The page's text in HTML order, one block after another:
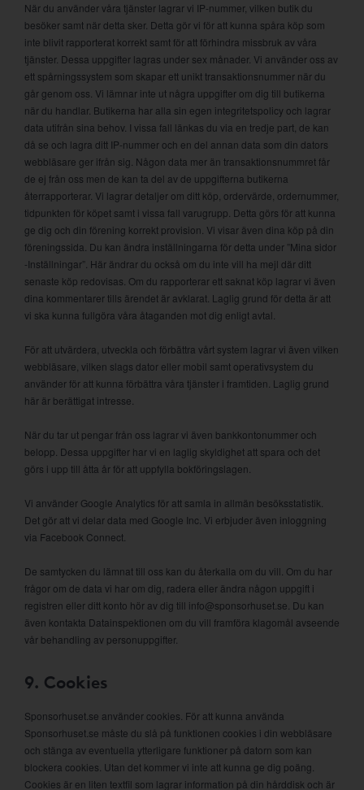
När du använder våra tjänster lagrar vi IP-nummer, vilken butik du
besöker samt när detta sker. Detta gör vi för att kunna spåra köp som
inte blivit rapporterat korrekt samt för att förhindra missbruk av våra
tjänster. Dessa uppgifter lagras under sex månader. Vi använder oss av
ett spårningssystem som skapar ett unikt transaktionsnummer när du
går genom oss. Vi lämnar inte ut några uppgifter om dig till butikerna
när du handlar. Butikerna har alla sin egen integritetspolicy och lagrar
data utifrån sina behov. I vissa fall länkas du via en tredje part, de kan
då se och lagra ditt IP-nummer och en del annan data som din dators
webbläsare ger ifrån sig. Någon data mer än transaktionsnummret får
de ej från oss men de kan ta del av de uppgifterna butikerna
återrapporterar. Vi lagrar detaljer om ditt köp, ordervärde, ordernummer,
tidpunkten för köpet samt i vissa fall varugrupp. Detta görs för att kunna
ge dig och din förening korrekt provision. Vi visar även dina köp på din
föreningssida. Du kan ändra inställningarna för detta under ”Mina sidor
-Inställningar”. Här ändrar du också om du inte vill ha mejl där ditt
senaste köp redovisas. Om du rapporterar ett saknat köp lagrar vi även
dina kommentarer tills ärendet är avklarat. Laglig grund för detta är att
vi ska kunna fullgöra våra åtaganden mot dig enligt avtal.
För att utvärdera, utveckla och förbättra vårt system lagrar vi även vilken
webbläsare, vilken slags dator eller mobil samt operativsystem du
använder för att kunna förbättra våra tjänster i framtiden. Laglig grund
här är berättigat intresse.
När du tar ut pengar från oss lagrar vi även bankkontonummer och
belopp. Dessa uppgifter har vi en laglig skyldighet att spara och det
görs i upp till åtta år för att uppfylla bokföringslagen.
Vi använder Google Analytics för att samla in allmän besöksstatistik.
Det gör att vi delar data med Google Inc. Vi erbjuder även inloggning
via Facebook Connect.
De samtycken du lämnat till oss kan du återkalla om du vill. Om du har
frågor om de data vi har om dig, radera eller ändra någon uppgift i
registren eller ditt konto hör av dig till info@sponsorhuset.se. Du kan
även kontakta Datainspektionen om du vill framföra klagomål avseende
vår behandling av personuppgifter.
9. Cookies
Sponsorhuset.se använder cookies. För att kunna använda
Sponsorhuset.se måste du slå på funktionen cookies i din webbläsare
och stänga av eventuella ytterligare funktioner på datorn som kan
blockera cookies. Utan det kommer vi inte att kunna ge dig poäng.
Cookies är en liten textfil som lagrar information på din hårddisk och är